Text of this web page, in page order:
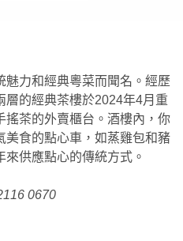
魅力和經典粵菜而聞名。經歷
層的經典茶樓於2024年4月重
搖茶的外賣櫃台。酒樓內，你
美食的點心車，如蒸雞包和豬
供應點心的傳統方式。
0670